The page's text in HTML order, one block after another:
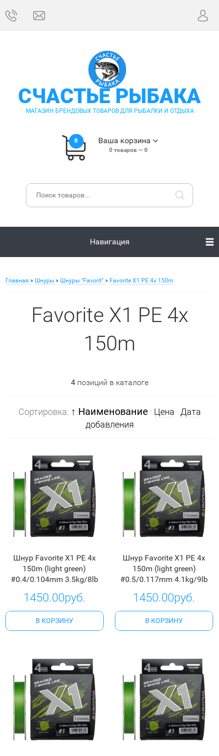
СЧАСТЬЕ РЫБАКА
МАГАЗИН БРЕНДОВЫХ ТОВАРОВ ДЛЯ РЫБАЛКИ И ОТДЫХА
0 Ваша корзина
0товаров — 0
Навигация
Главная » Шнуры » Шнуры "Favorit" » Favorite X1 PE 4x 150m
Favorite X1 PE 4x
150m
4позиций в каталоге
Сортировка: ↑ Наименование · Цена · Дата
добавления
Шнур Favorite X1 PE 4x
150m (light green)
#0.4/0.104mm 3.5kg/8lb
1450.00руб.
В КОРЗИНУ
Шнур Favorite X1 PE 4x
150m (light green)
#0.5/0.117mm 4.1kg/9lb
1450.00руб.
В КОРЗИНУ